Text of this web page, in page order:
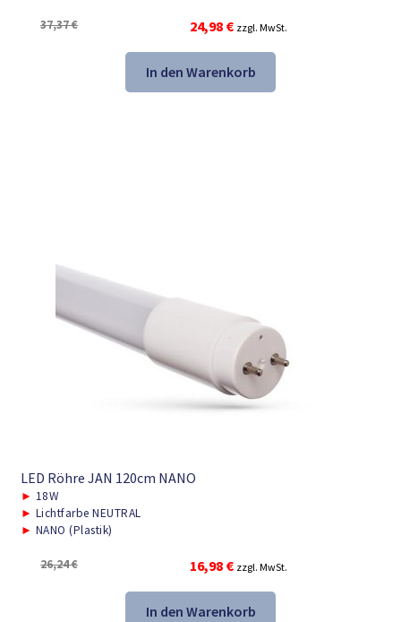
37,37€
Ursprünglicher
Preis
war:
37,37 €
24,98 €Aktueller
Preis
ist:
24,98 €.
zzgl. MwSt.
In den Warenkorb
LED Röhre JAN 120cm NANO
► 18W
► Lichtfarbe NEUTRAL
► NANO (Plastik)
26,24€
Ursprünglicher
Preis
war:
16,98 €Aktueller
Preis
ist:
zzgl. MwSt.
In den Warenkorb